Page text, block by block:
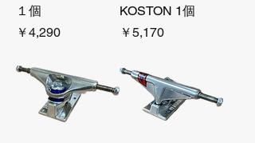
１個
価格
￥4,290
KOSTON 1個
価格
￥5,170